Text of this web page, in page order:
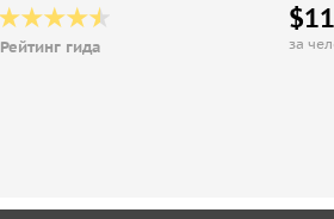
Рейтинг гида за